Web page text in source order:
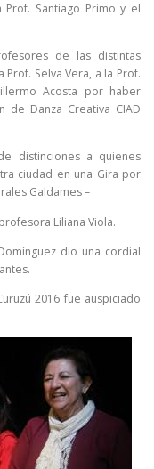
Santiago Primo y el
de las distintas
Selva Vera, a la Prof.
Acosta por haber
de Danza Creativa CIAD
distinciones a quienes
ciudad en una Gira por
Galdames –
Liliana Viola.
dio una cordial
2016 fue auspiciado